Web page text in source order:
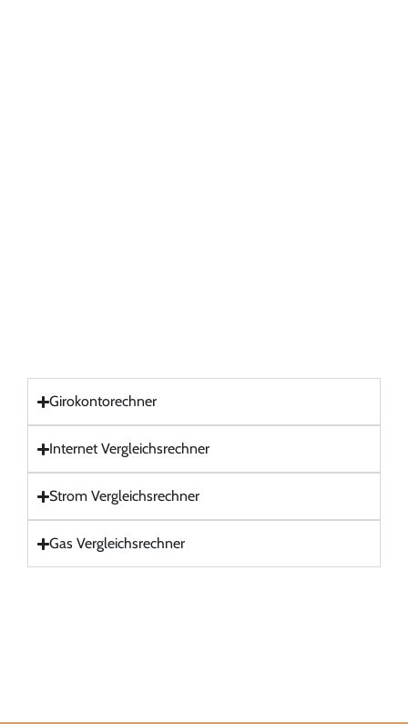
Girokontorechner
Internet Vergleichsrechner
Strom Vergleichsrechner
Gas Vergleichsrechner